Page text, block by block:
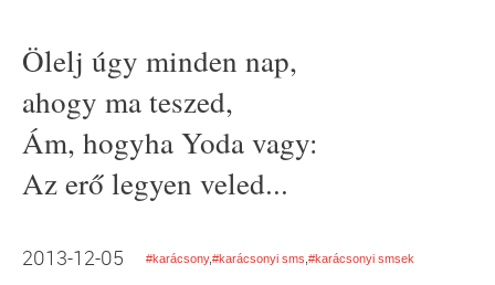
Ölelj úgy minden nap,
ahogy ma teszed,
Ám, hogyha Yoda vagy:
Az erő legyen veled...
2013-12-05 #karácsony,#karácsonyi sms #karácsonyi smsek